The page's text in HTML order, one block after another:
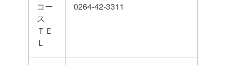
コー
ス
ＴＥ
Ｌ
0264-42-3311